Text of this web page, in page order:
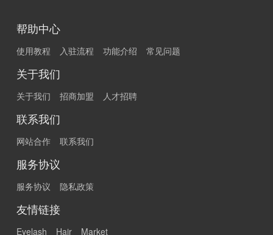
帮助中心
使用教程 入驻流程 功能介绍 常见问题
关于我们
关于我们 招商加盟 人才招聘
联系我们
网站合作 联系我们
服务协议
服务协议 隐私政策
友情链接
Eyelash Hair Market